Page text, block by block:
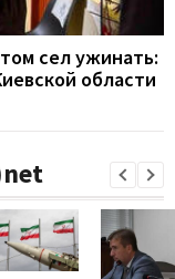
сел ужинать:
области